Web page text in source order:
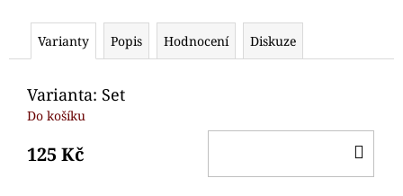
Varianty Popis Hodnocení Diskuze
Varianta: Set
Do košíku
125 Kč